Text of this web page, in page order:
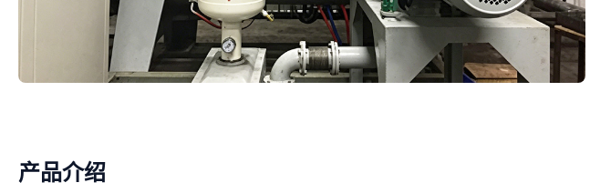
产品介绍